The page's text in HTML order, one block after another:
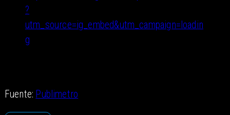
?
utm_source=ig_embed&utm_campaign=loadin
g
Fuente: Publimetro